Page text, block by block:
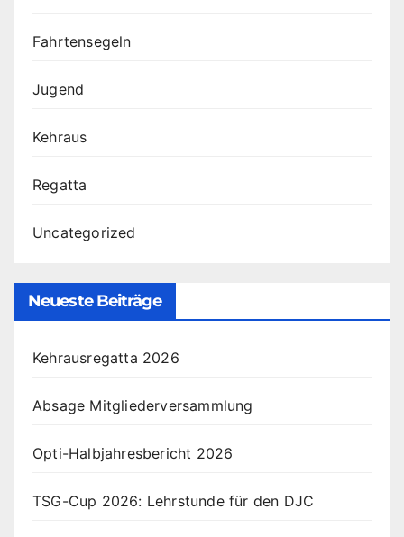
Fahrtensegeln
Jugend
Kehraus
Regatta
Uncategorized
Neueste Beiträge
Kehrausregatta 2026
Absage Mitgliederversammlung
Opti-Halbjahresbericht 2026
TSG-Cup 2026: Lehrstunde für den DJC